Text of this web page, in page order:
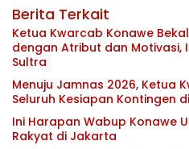
Berita Terkait
Ketua Kwarcab Konawe
dengan Atribut dan Motivasi,
Sultra
Menuju Jamnas 2026, Ketua
Seluruh Kesiapan Kontingen
Ini Harapan Wabup Konawe
Rakyat di Jakarta